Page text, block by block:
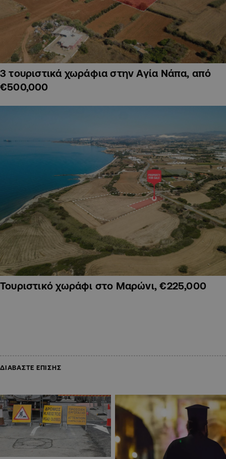
3 τουριστικά χωράφια στην Αγία Νάπα, από
€500,000
Τουριστικό χωράφι στο Μαρώνι, €225,000
ΔΙΑΒΑΣΤΕ ΕΠΙΣΗΣ